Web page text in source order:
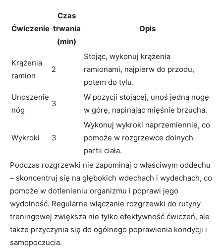
Ćwiczenie
Czas
trwania
(min)
Opis
Krążenia
ramion
2
Stojąc, wykonuj krążenia
ramionami, najpierw do przodu,
potem do tyłu.
Unoszenie
nóg
3
W pozycji stojącej, unoś jedną nogę
w górę, napinając mięśnie brzucha.
Wykroki 3
Wykonuj wykroki naprzemiennie, co
pomoże w rozgrzewce dolnych
partii ciała.
Podczas rozgrzewki nie zapominaj o właściwym oddechu
– skoncentruj się na głębokich wdechach i wydechach, co
pomoże w dotlenieniu organizmu i poprawi jego
wydolność. Regularne włączanie rozgrzewki do rutyny
treningowej zwiększa nie tylko efektywność ćwiczeń, ale
także przyczynia się do ogólnego poprawienia kondycji i
samopoczucia.